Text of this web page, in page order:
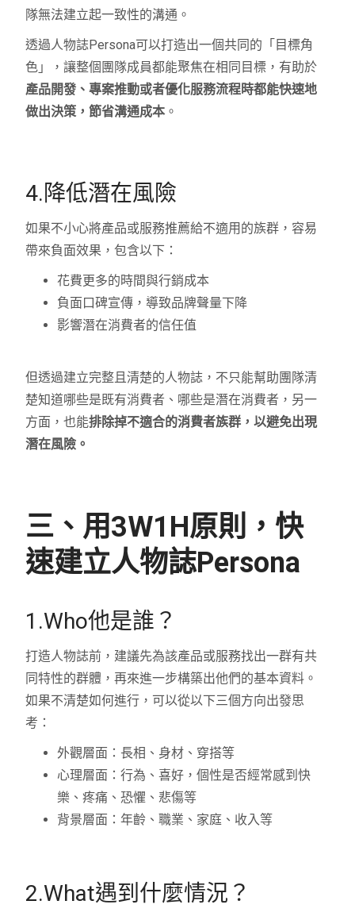
隊無法建立起一致性的溝通。
透過人物誌Persona可以打造出一個共同的「目標角
色」，讓整個團隊成員都能聚焦在相同目標，有助於
產品開發、專案推動或者優化服務流程時都能快速地
做出決策，節省溝通成本 。
4.降低潛在風險
如果不小心將產品或服務推薦給不適用的族群，容易
帶來負面效果，包含以下：
花費更多的時間與行銷成本
負面口碑宣傳，導致品牌聲量下降
影響潛在消費者的信任值
但透過建立完整且清楚的人物誌，不只能幫助團隊清
楚知道哪些是既有消費者、哪些是潛在消費者，另一
方面，也能排除掉不適合的消費者族群，以避免出現
潛在風險。
三、用3W1H原則，快
速建立人物誌Persona
1.Who他是誰？
打造人物誌前，建議先為該產品或服務找出一群有共
同特性的群體，再來進一步構築出他們的基本資料。
如果不清楚如何進行，可以從以下三個方向出發思
考：
外觀層面：長相、身材、穿搭等
心理層面：行為、喜好，個性是否經常感到快
樂、疼痛、恐懼、悲傷等
背景層面：年齡、職業、家庭、收入等
2.What遇到什麼情況？